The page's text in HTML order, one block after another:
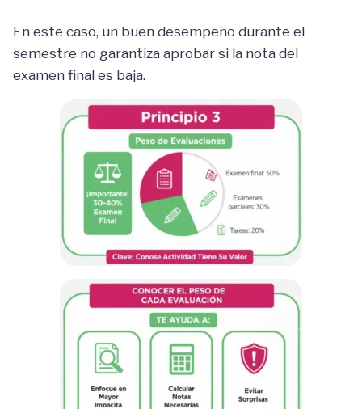
En este caso, un buen desempeño durante el
semestre no garantiza aprobar si la nota del
examen final es baja.